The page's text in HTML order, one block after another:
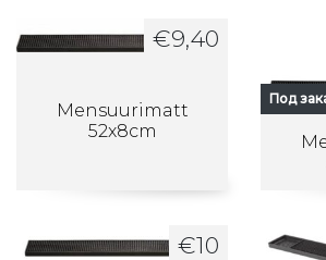
€9,40
Mensuurimatt
52x8cm
Под
€10